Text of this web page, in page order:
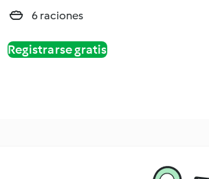
6 raciones
Registrarse gratis